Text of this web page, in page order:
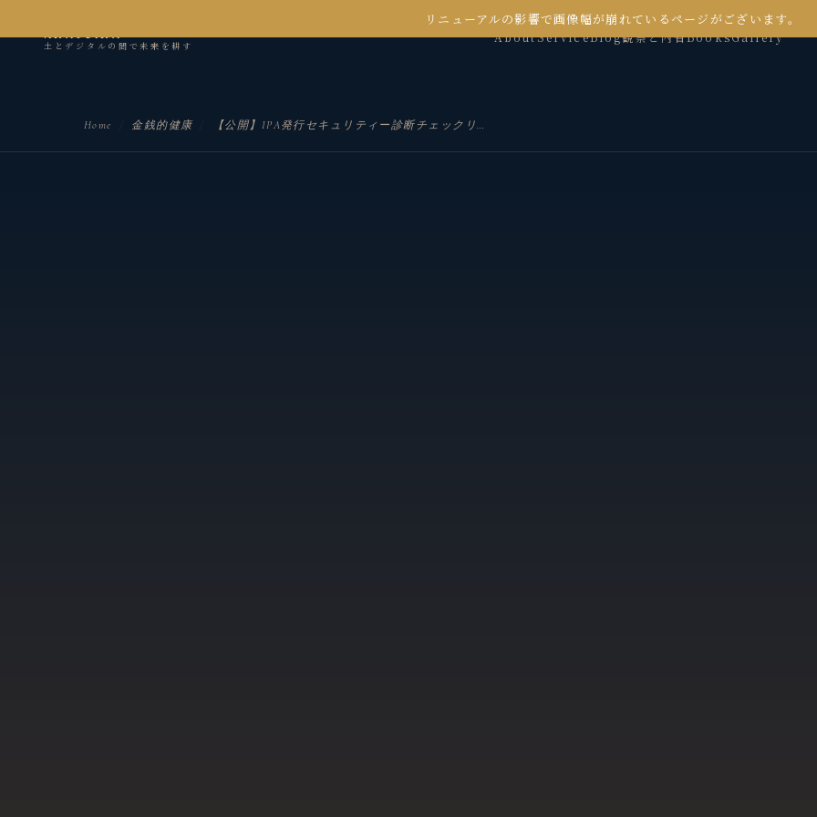
リニューアルの影響で画像幅が崩れているページがございます。
kanseian
土とデジタルの間で未来を耕す
AboutServiceBlog観察と内省BooksGallery
Home 金銭的健康 【公開】IPA発行セキュリティー診断チェックリストをスプレッドシートで無料公開